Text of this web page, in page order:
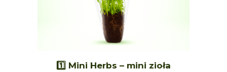
1️⃣ Mini Herbs – mini zioła